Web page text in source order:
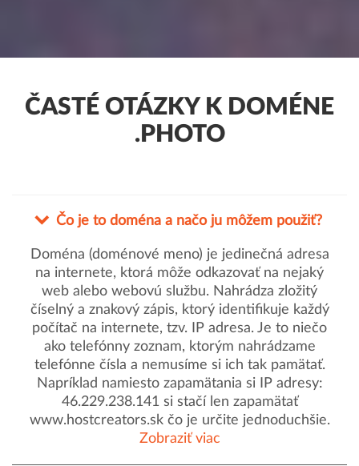
ČASTÉ OTÁZKY K DOMÉNE
.PHOTO
Čo je to doména a načo ju môžem použiť?
Doména (doménové meno) je jedinečná adresa
na internete, ktorá môže odkazovať na nejaký
web alebo webovú službu. Nahrádza zložitý
číselný a znakový zápis, ktorý identifikuje každý
počítač na internete, tzv. IP adresa. Je to niečo
ako telefónny zoznam, ktorým nahrádzame
telefónne čísla a nemusíme si ich tak pamätať.
Napríklad namiesto zapamätania si IP adresy:
46.229.238.141 si stačí len zapamätať
www.hostcreators.sk čo je určite jednoduchšie.
Zobraziť viac